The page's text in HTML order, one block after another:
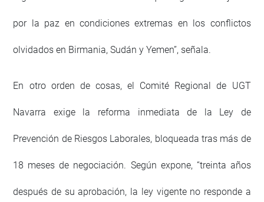
por la paz en condiciones extremas en los conflictos
olvidados en Birmania, Sudán y Yemen”, señala.
En otro orden de cosas, el Comité Regional de UGT
Navarra exige la reforma inmediata de la Ley de
Prevención de Riesgos Laborales, bloqueada tras más de
18 meses de negociación. Según expone, “treinta años
después de su aprobación, la ley vigente no responde a